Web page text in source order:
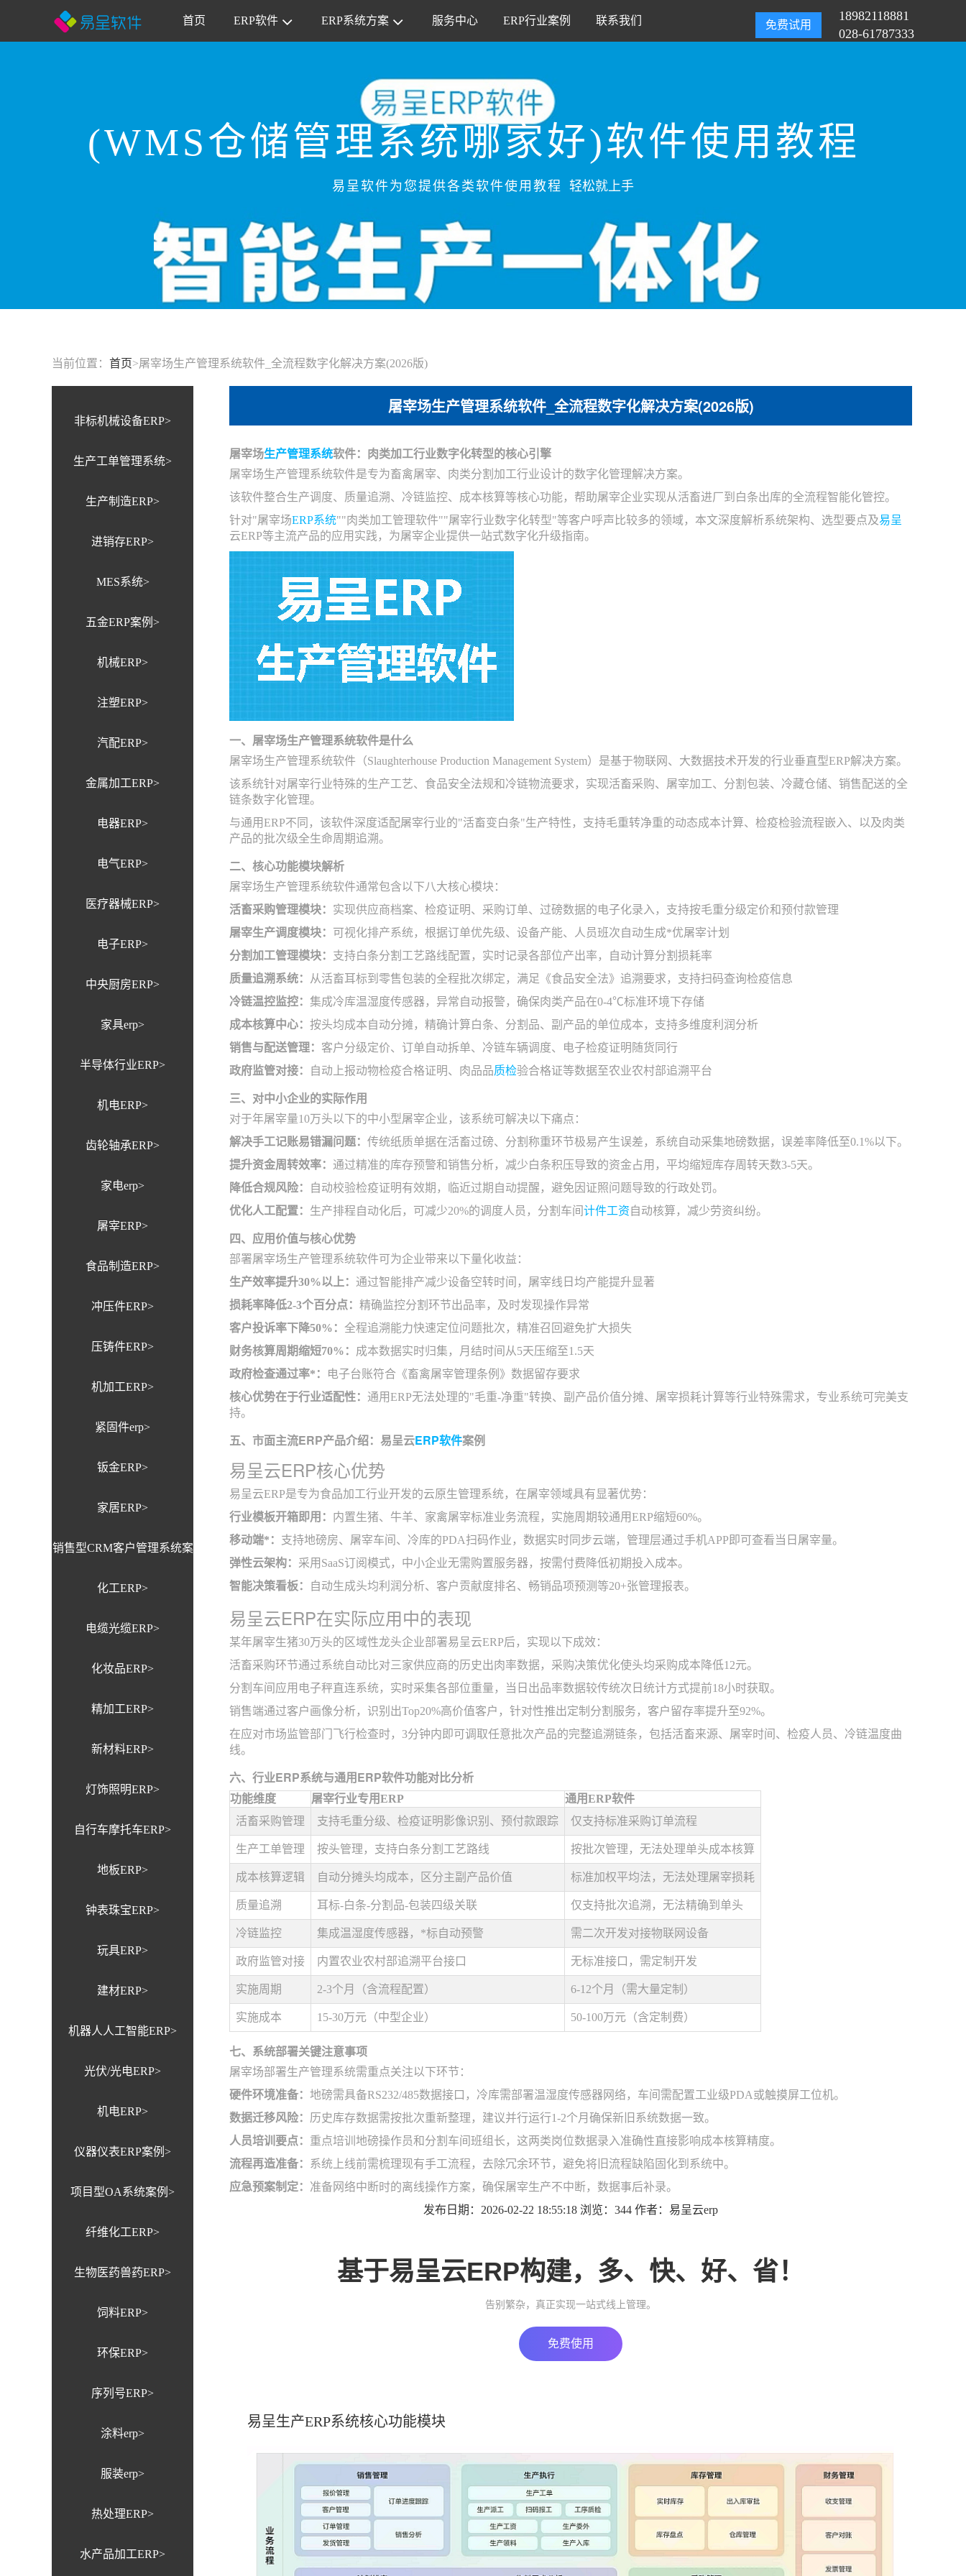
免费试用
18982118881
028-61787333
首页 ERP软件 ERP系统方案 服务中心 ERP行业案例 联系我们
(WMS仓储管理系统哪家好)软件使用教程
易呈软件为您提供各类软件使用教程 轻松就上手
当前位置： 首页>屠宰场生产管理系统软件_全流程数字化解决方案(2026版)
非标机械设备ERP>
生产工单管理系统>
生产制造ERP>
进销存ERP>
MES系统>
五金ERP案例>
机械ERP>
注塑ERP>
汽配ERP>
金属加工ERP>
电器ERP>
电气ERP>
医疗器械ERP>
电子ERP>
中央厨房ERP>
家具erp>
半导体行业ERP>
机电ERP>
齿轮轴承ERP>
家电erp>
屠宰ERP>
食品制造ERP>
冲压件ERP>
压铸件ERP>
机加工ERP>
紧固件erp>
钣金ERP>
家居ERP>
销售型CRM客户管理系统案
例>
化工ERP>
电缆光缆ERP>
化妆品ERP>
精加工ERP>
新材料ERP>
灯饰照明ERP>
自行车摩托车ERP>
地板ERP>
钟表珠宝ERP>
玩具ERP>
建材ERP>
机器人人工智能ERP>
光伏/光电ERP>
机电ERP>
仪器仪表ERP案例>
项目型OA系统案例>
纤维化工ERP>
生物医药兽药ERP>
饲料ERP>
环保ERP>
序列号ERP>
涂料erp>
服装erp>
热处理ERP>
水产品加工ERP>
屠宰场生产管理系统软件_全流程数字化解决方案(2026版)
屠宰场生产管理系统软件：肉类加工行业数字化转型的核心引擎
屠宰场生产管理系统软件是专为畜禽屠宰、肉类分割加工行业设计的数字化管理解决方案。
该软件整合生产调度、质量追溯、冷链监控、成本核算等核心功能，帮助屠宰企业实现从活畜进厂到白条出库的全流程智能化管控。
针对"屠宰场ERP系统""肉类加工管理软件""屠宰行业数字化转型"等客户呼声比较多的领域，本文深度解析系统架构、选型要点及易呈
云ERP等主流产品的应用实践，为屠宰企业提供一站式数字化升级指南。
一、屠宰场生产管理系统软件是什么
屠宰场生产管理系统软件（Slaughterhouse Production Management System）是基于物联网、大数据技术开发的行业垂直型ERP解决方案。
该系统针对屠宰行业特殊的生产工艺、食品安全法规和冷链物流要求，实现活畜采购、屠宰加工、分割包装、冷藏仓储、销售配送的全
链条数字化管理。
与通用ERP不同，该软件深度适配屠宰行业的"活畜变白条"生产特性，支持毛重转净重的动态成本计算、检疫检验流程嵌入、以及肉类
产品的批次级全生命周期追溯。
二、核心功能模块解析
屠宰场生产管理系统软件通常包含以下八大核心模块：
活畜采购管理模块： 实现供应商档案、检疫证明、采购订单、过磅数据的电子化录入，支持按毛重分级定价和预付款管理
屠宰生产调度模块： 可视化排产系统，根据订单优先级、设备产能、人员班次自动生成*优屠宰计划
分割加工管理模块： 支持白条分割工艺路线配置，实时记录各部位产出率，自动计算分割损耗率
质量追溯系统：
从活畜耳标到零售包装的全程批次绑定，满足《食品安全法》追溯要求，支持扫码查询检疫信息
冷链温控监控： 集成冷库温湿度传感器，异常自动报警，确保肉类产品在0-4℃标准环境下存储
成本核算中心： 按头均成本自动分摊，精确计算白条、分割品、副产品的单位成本，支持多维度利润分析
销售与配送管理： 客户分级定价、订单自动拆单、冷链车辆调度、电子检疫证明随货同行
政府监管对接：
自动上报动物检疫合格证明、肉品品质检验合格证等数据至农业农村部追溯平台
三、对中小企业的实际作用
对于年屠宰量10万头以下的中小型屠宰企业，该系统可解决以下痛点：
解决手工记账易错漏问题： 传统纸质单据在活畜过磅、分割称重环节极易产生误差，系统自动采集地磅数据，误差率降低至0.1%以下。
提升资金周转效率： 通过精准的库存预警和销售分析，减少白条积压导致的资金占用，平均缩短库存周转天数3-5天。
降低合规风险：
自动校验检疫证明有效期，临近过期自动提醒，避免因证照问题导致的行政处罚。
优化人工配置： 生产排程自动化后，可减少20%的调度人员，分割车间 计件工资自动核算，减少劳资纠纷。
四、应用价值与核心优势
部署屠宰场生产管理系统软件可为企业带来以下量化收益：
生产效率提升30%以上： 通过智能排产减少设备空转时间，屠宰线日均产能提升显著
损耗率降低2-3个百分点： 精确监控分割环节出品率，及时发现操作异常
客户投诉率下降50%： 全程追溯能力快速定位问题批次，精准召回避免扩大损失
财务核算周期缩短70%： 成本数据实时归集，月结时间从5天压缩至1.5天
政府检查通过率*：
电子台账符合《畜禽屠宰管理条例》数据留存要求
核心优势在于行业适配性： 通用ERP无法处理的"毛重-净重"转换、副产品价值分摊、屠宰损耗计算等行业特殊需求，专业系统可完美支
持。
五、市面主流ERP产品介绍：易呈云ERP软件案例
易呈云ERP核心优势
易呈云ERP是专为食品加工行业开发的云原生管理系统，在屠宰领域具有显著优势：
行业模板开箱即用： 内置生猪、牛羊、家禽屠宰标准业务流程，实施周期较通用ERP缩短60%。
移动端*： 支持地磅房、屠宰车间、冷库的PDA扫码作业，数据实时同步云端，管理层通过手机APP即可查看当日屠宰量。
弹性云架构： 采用SaaS订阅模式，中小企业无需购置服务器，按需付费降低初期投入成本。
智能决策看板：
自动生成头均利润分析、客户贡献度排名、畅销品项预测等20+张管理报表。
易呈云ERP在实际应用中的表现
某年屠宰生猪30万头的区域性龙头企业部署易呈云ERP后，实现以下成效：
活畜采购环节通过系统自动比对三家供应商的历史出肉率数据，采购决策优化使头均采购成本降低12元。
分割车间应用电子秤直连系统，实时采集各部位重量，当日出品率数据较传统次日统计方式提前18小时获取。
销售端通过客户画像分析，识别出Top20%高价值客户，针对性推出定制分割服务，客户留存率提升至92%。
在应对市场监管部门飞行检查时，3分钟内即可调取任意批次产品的完整追溯链条，包括活畜来源、屠宰时间、检疫人员、冷链温度曲
线。
六、行业ERP系统与通用ERP软件功能对比分析
功能维度 屠宰行业专用ERP
通用ERP软件
活畜采购管理
支持毛重分级、检疫证明影像识别、预付款跟踪 仅支持标准采购订单流程
生产工单管理 按头管理，支持白条分割工艺路线 按批次管理，无法处理单头成本核算
成本核算逻辑 自动分摊头均成本，区分主副产品价值 标准加权平均法，无法处理屠宰损耗
质量追溯 耳标-白条-分割品-包装四级关联 仅支持批次追溯，无法精确到单头
冷链监控 集成温湿度传感器，*标自动预警 需二次开发对接物联网设备
政府监管对接 内置农业农村部追溯平台接口 无标准接口，需定制开发
实施周期 2-3个月（含流程配置） 6-12个月（需大量定制）
实施成本 15-30万元（中型企业） 50-100万元（含定制费）
七、系统部署关键注意事项
屠宰场部署生产管理系统需重点关注以下环节：
硬件环境准备： 地磅需具备RS232/485数据接口，冷库需部署温湿度传感器网络，车间需配置工业级PDA或触摸屏工位机。
数据迁移风险： 历史库存数据需按批次重新整理，建议并行运行1-2个月确保新旧系统数据一致。
人员培训要点： 重点培训地磅操作员和分割车间班组长，这两类岗位数据录入准确性直接影响成本核算精度。
流程再造准备：
系统上线前需梳理现有手工流程，去除冗余环节，避免将旧流程缺陷固化到系统中。
应急预案制定： 准备网络中断时的离线操作方案，确保屠宰生产不中断，数据事后补录。
发布日期：2026-02-22 18:55:18 浏览：344 作者：易呈云erp
基于易呈云ERP构建，多、快、好、省！
告别繁杂，真正实现一站式线上管理。
免费使用
易呈生产ERP系统核心功能模块